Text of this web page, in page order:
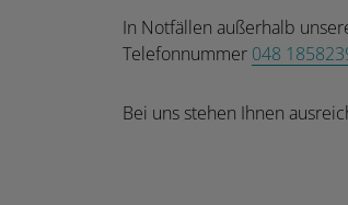
In Notfällen außerhalb
Telefonnummer 048
Bei uns stehen Ihnen